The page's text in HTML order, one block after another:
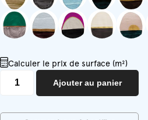
Calculer le prix de surface (m²)
Ajouter au panier